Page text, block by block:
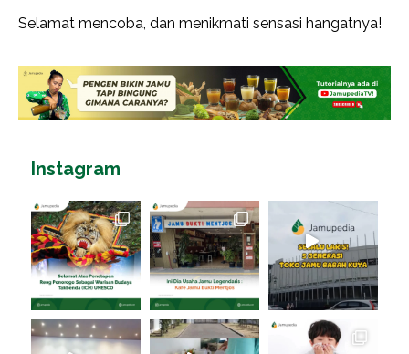
Selamat mencoba, dan menikmati sensasi hangatnya!
Instagram